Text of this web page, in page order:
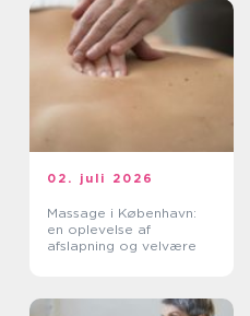
02. juli 2026
Massage i København:
en oplevelse af
afslapning og velvære